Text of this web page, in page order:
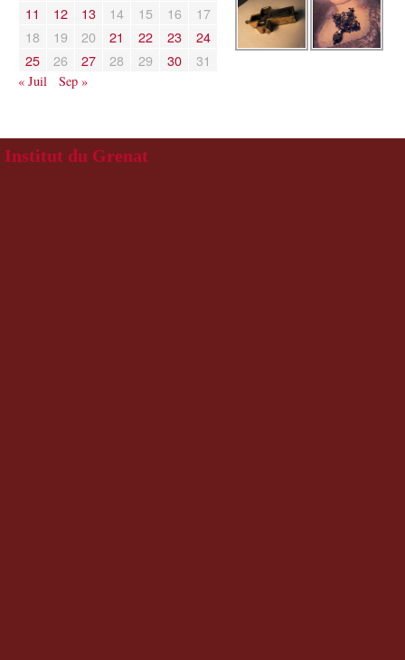
11
12 13 14 15 16
17
18
19 20 21 22 23
24
25
26 27 28 29 30 31
« Juil Sep »
Institut du Grenat